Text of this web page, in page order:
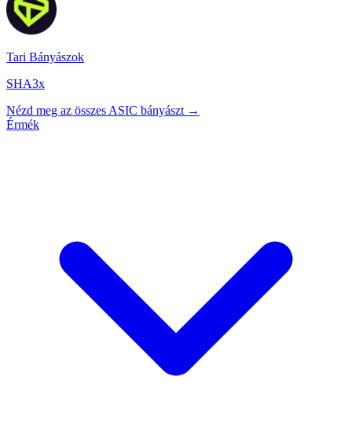
Tari Bányászok
SHA3x
Nézd meg az összes ASIC bányászt →
Érmék